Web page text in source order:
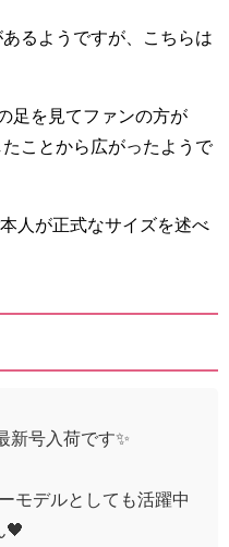
るようですが、こちらは
足を見てファンの方が
ことから広がったようで
人が正式なサイズを述べ
新号入荷です✨
モデルとしても活躍中
🖤